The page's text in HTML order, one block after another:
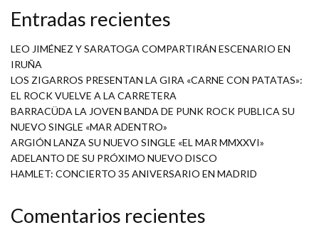
Entradas recientes
LEO JIMÉNEZ Y SARATOGA COMPARTIRÁN ESCENARIO EN
IRUÑA
LOS ZIGARROS PRESENTAN LA GIRA «CARNE CON PATATAS»:
EL ROCK VUELVE A LA CARRETERA
BARRACÜDA LA JOVEN BANDA DE PUNK ROCK PUBLICA SU
NUEVO SINGLE «MAR ADENTRO»
ARGIÓN LANZA SU NUEVO SINGLE «EL MAR MMXXVI»
ADELANTO DE SU PRÓXIMO NUEVO DISCO
HAMLET: CONCIERTO 35 ANIVERSARIO EN MADRID
Comentarios recientes